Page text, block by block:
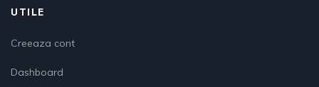
UTILE
Creeaza cont
Dashboard